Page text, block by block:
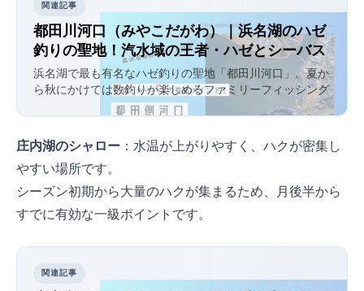
関連記事
都田川河口（みやこだがわ）｜浜名湖NO.1のハゼ
釣りの聖地！汽水域の王者・ハゼとシーバス
を完全攻略
浜名湖で最も有名なハゼ釣りの聖地「都田川河口」。夏か
ら秋にかけては数釣りが楽しめるファミリーフィッシング
のメッカであり、ハゼを追う大型シーバスやキビレも潜む
庄内湖のシャロー ：水温が上がりやすく、ハクが密集し
やすい場所です。
シーズン初期から大量のハクが集まるため、3月後半から
すでに有効な一級ポイントです。
関連記事